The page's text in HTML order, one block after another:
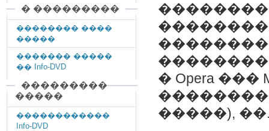
� ���������
�������� ����
�����
������� �����
�� Info-DVD
���������
�����
������������
Info-DVD
� Opera ���
�����),